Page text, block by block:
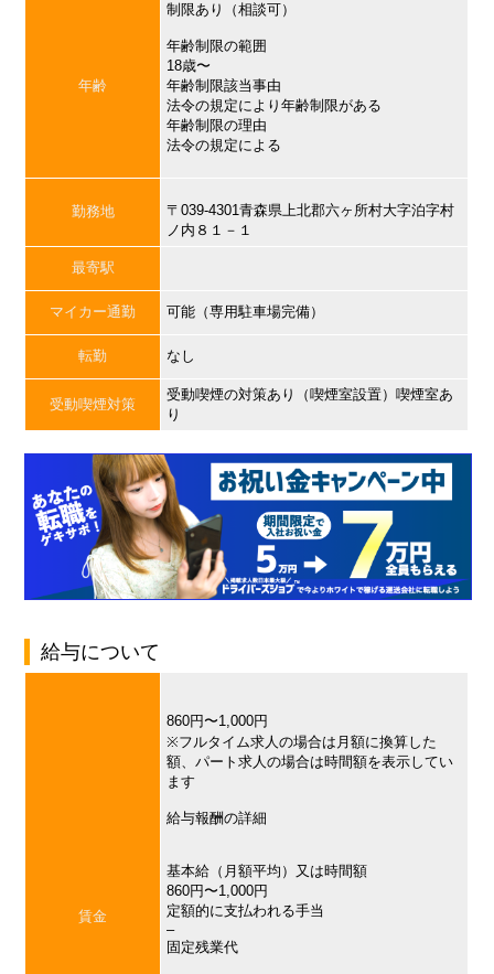
年齢
制限あり（相談可）
年齢制限の範囲
18歳〜
年齢制限該当事由
法令の規定により年齢制限がある
年齢制限の理由
法令の規定による
勤務地
〒039-4301青森県上北郡六ヶ所村大字泊字村
ノ内８１－１
最寄駅
マイカー通勤 可能（専用駐車場完備）
転勤 なし
受動喫煙対策
受動喫煙の対策あり（喫煙室設置）喫煙室あ
り
給与について
賃金
860円〜1,000円
※フルタイム求人の場合は月額に換算した
額、パート求人の場合は時間額を表示してい
ます
給与報酬の詳細
基本給（月額平均）又は時間額
860円〜1,000円
定額的に支払われる手当
–
固定残業代